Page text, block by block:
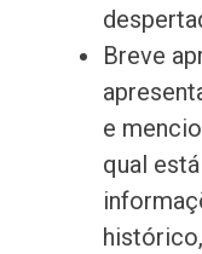
Breve
e
qual